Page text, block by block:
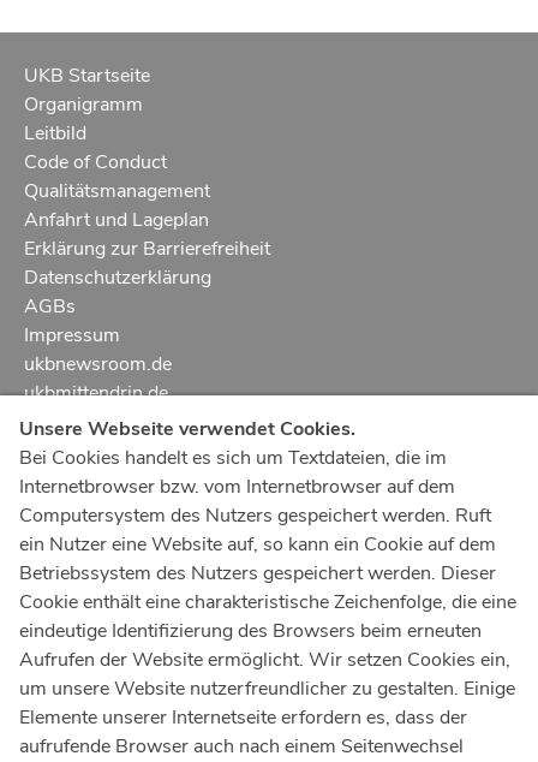
UKB Startseite
Organigramm
Leitbild
Code of Conduct
Qualitätsmanagement
Anfahrt und Lageplan
Erklärung zur Barrierefreiheit
Datenschutzerklärung
AGBs
Impressum
ukbnewsroom.de
ukbmittendrin.de
Notruf112
Ärztlicher Notdienst116 117
Giftnotrufzentrale
Tel: +49 22819240
Notfallzentrum Bonn
Kindernotfallzentrum Bonn
UKB-Telefonzentrale
+49 228287 0
Unsere Webseite verwendet Cookies.
Bei Cookies handelt es sich um Textdateien, die im
Internetbrowser bzw. vom Internetbrowser auf dem
Computersystem des Nutzers gespeichert werden. Ruft
ein Nutzer eine Website auf, so kann ein Cookie auf dem
Betriebssystem des Nutzers gespeichert werden. Dieser
Cookie enthält eine charakteristische Zeichenfolge, die eine
eindeutige Identifizierung des Browsers beim erneuten
Aufrufen der Website ermöglicht. Wir setzen Cookies ein,
um unsere Website nutzerfreundlicher zu gestalten. Einige
Elemente unserer Internetseite erfordern es, dass der
aufrufende Browser auch nach einem Seitenwechsel